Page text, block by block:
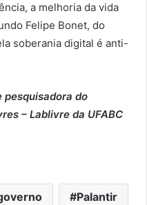
a melhoria da vida
Felipe Bonet, do
soberania digital é anti-
pesquisadora do
– Lablivre da UFABC
Palantir